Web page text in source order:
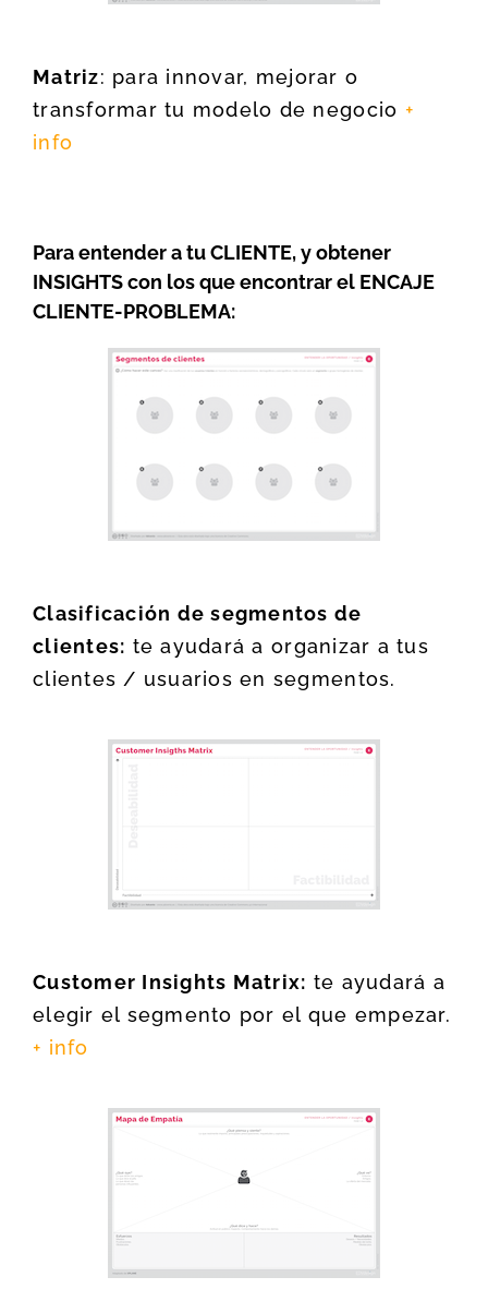
Matriz: para innovar, mejorar o
transformar tu modelo de negocio +
info
Para entender a tu CLIENTE, y obtener
INSIGHTS con los que encontrar el ENCAJE
CLIENTE-PROBLEMA:
Clasificación de segmentos de
clientes: te ayudará a organizar a tus
clientes / usuarios en segmentos.
Customer Insights Matrix: te ayudará a
elegir el segmento por el que empezar.
+ info